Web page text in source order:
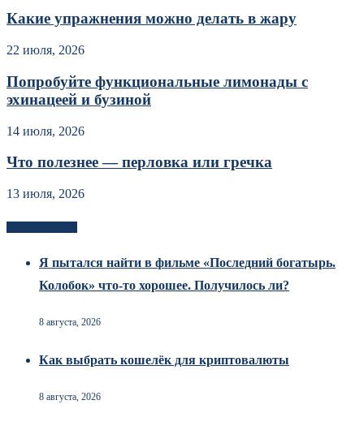
Какие упражнения можно делать в жару
22 июля, 2026
Попробуйте функциональные лимонады с
эхинацеей и бузиной
14 июля, 2026
Что полезнее — перловка или гречка
13 июля, 2026
Я пытался найти в фильме «Последний богатырь.
Колобок» что-то хорошее. Получилось ли?
8 августа, 2026
Как выбрать кошелёк для криптовалюты
8 августа, 2026